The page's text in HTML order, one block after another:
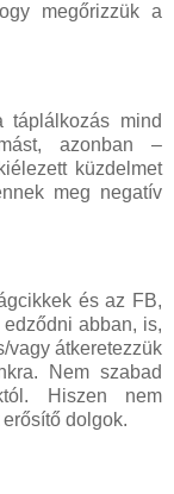
megőrizzük a
táplálkozás mind
azonban –
küzdelmet
meg negatív
és az FB,
edződni abban, is,
vagy átkeretezzük
Nem szabad
Hiszen nem
dolgok.